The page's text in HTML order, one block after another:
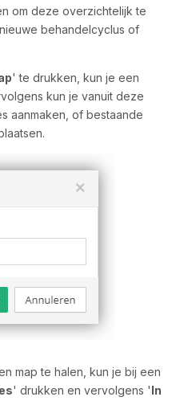
om deze overzichtelijk te
behandelcyclus of
' te drukken, kun je een
kun je vanuit deze
aanmaken, of bestaande
map te halen, kun je bij een
' drukken en vervolgens 'In